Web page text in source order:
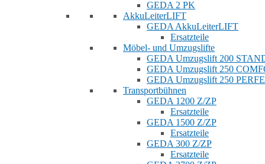
GEDA 2 PK
AkkuLeiterLIFT
GEDA AkkuLeiterLIFT
Ersatzteile
Möbel- und Umzugslifte
GEDA Umzugslift 200
GEDA Umzugslift 250
GEDA Umzugslift 250
Transportbühnen
GEDA 1200 Z/ZP
Ersatzteile
GEDA 1500 Z/ZP
Ersatzteile
GEDA 300 Z/ZP
Ersatzteile